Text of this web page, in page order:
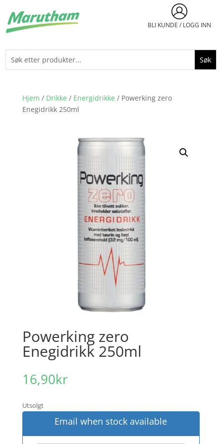
BLI KUNDE / LOGG INN
Hjem / Drikke / Energidrikke / Powerking zero
Enegidrikk 250ml
Powerking zero
Enegidrikk 250ml
16,90kr
Utsolgt
Email when stock available